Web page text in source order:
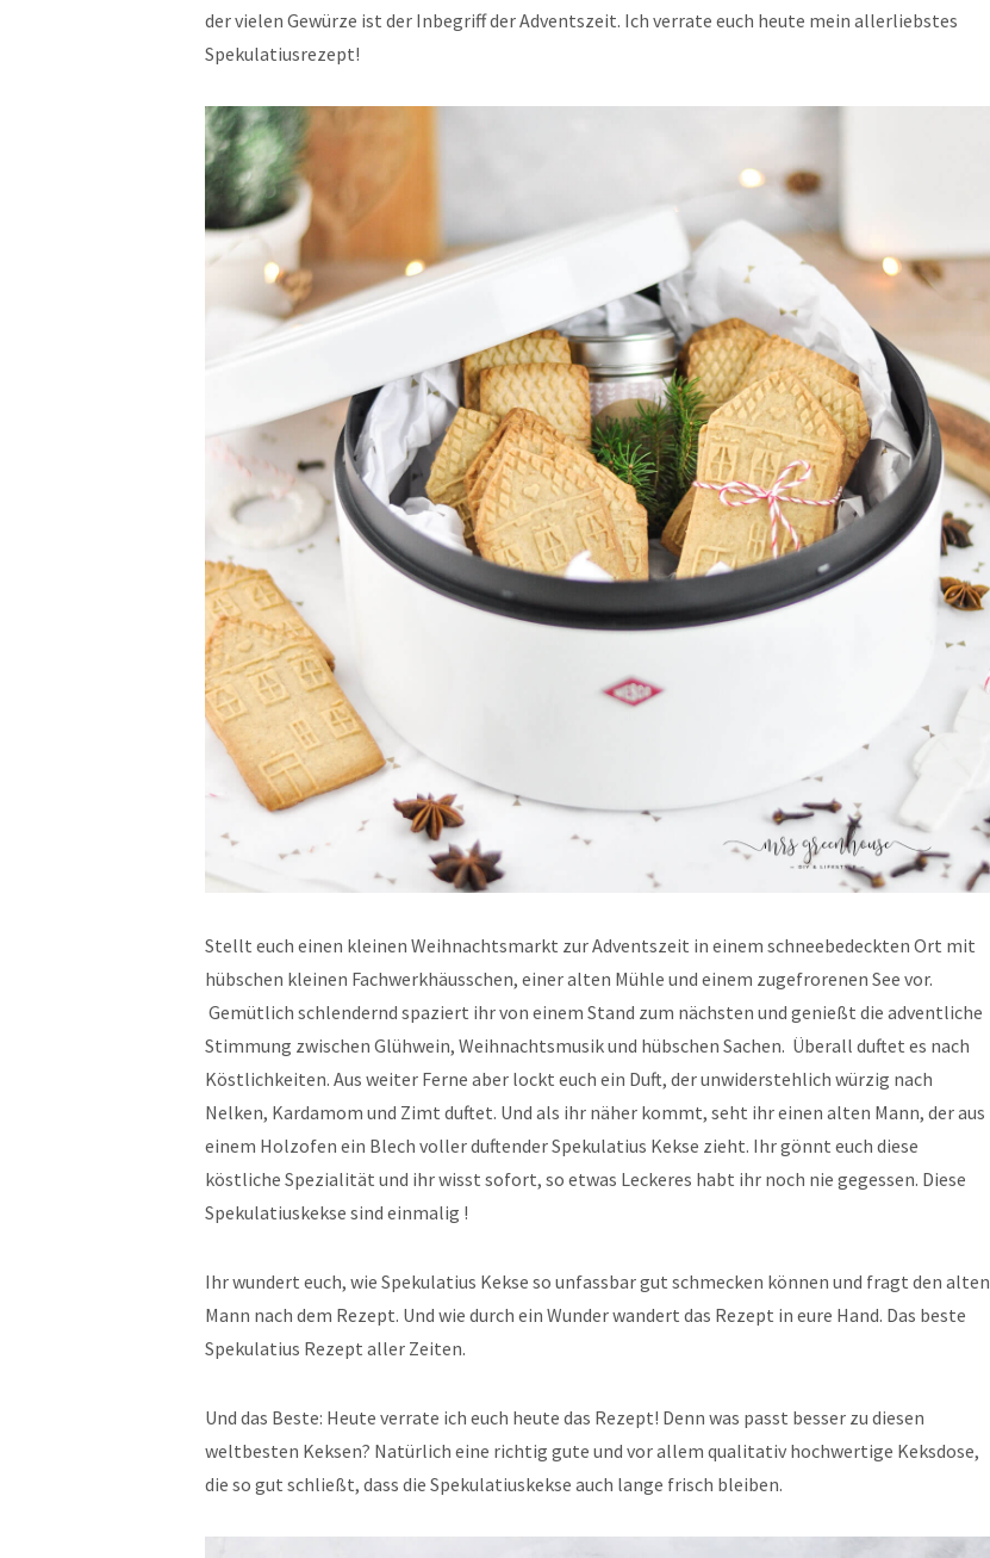
der vielen Gewürze ist der Inbegriff der Adventszeit. Ich verrate euch heute mein allerliebstes
Spekulatiusrezept!
Stellt euch einen kleinen Weihnachtsmarkt zur Adventszeit in einem schneebedeckten Ort mit
hübschen kleinen Fachwerkhäusschen, einer alten Mühle und einem zugefrorenen See vor.
Gemütlich schlendernd spaziert ihr von einem Stand zum nächsten und genießt die adventliche
Stimmung zwischen Glühwein, Weihnachtsmusik und hübschen Sachen. Überall duftet es nach
Köstlichkeiten. Aus weiter Ferne aber lockt euch ein Duft, der unwiderstehlich würzig nach
Nelken, Kardamom und Zimt duftet. Und als ihr näher kommt, seht ihr einen alten Mann, der aus
einem Holzofen ein Blech voller duftender Spekulatius Kekse zieht. Ihr gönnt euch diese
köstliche Spezialität und ihr wisst sofort, so etwas Leckeres habt ihr noch nie gegessen. Diese
Spekulatiuskekse sind einmalig !
Ihr wundert euch, wie Spekulatius Kekse so unfassbar gut schmecken können und fragt den alten
Mann nach dem Rezept. Und wie durch ein Wunder wandert das Rezept in eure Hand. Das beste
Spekulatius Rezept aller Zeiten.
Und das Beste: Heute verrate ich euch heute das Rezept! Denn was passt besser zu diesen
weltbesten Keksen? Natürlich eine richtig gute und vor allem qualitativ hochwertige Keksdose,
die so gut schließt, dass die Spekulatiuskekse auch lange frisch bleiben.